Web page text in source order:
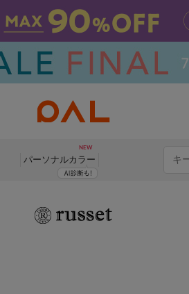
パーソナルカラー